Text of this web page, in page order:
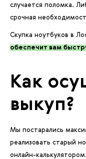
случается поломка.
срочная
Скупка ноутбуков в
обеспечит вам
Как
выкуп?
Мы постарались
реализовать старый
онлайн-калькулятором.